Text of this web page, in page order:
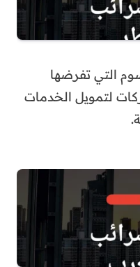
التي تفرضها
لتمويل الخدمات